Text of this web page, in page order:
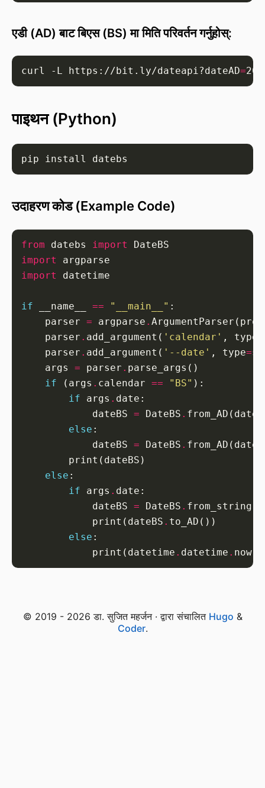
एडी (AD) बाट बिएस (BS) मा मिति परिवर्तन गर्नुहोस्:
curl -L https://bit.ly/dateapi?dateAD=
पाइथन (Python)
उदाहरण कोड (Example Code)
from datebs import
import
import
if __name__ == "__main__"
    parser
= argparse . ArgumentParser(prog
    parser
. add_argument( 'calendar' , type
    parser
. add_argument( '--date' , type=
    args
= parser .
if (args . calendar == "BS"
if args .
            dateBS
= DateBS .
else
            dateBS
= DateBS .
else
if args .
            dateBS
= DateBS .
            print(dateBS
.
else
            print(datetime
. datetime .
© 2019 - 2026 डा. सुजित महर्जन · द्वारा संचालित Hugo &
Coder.